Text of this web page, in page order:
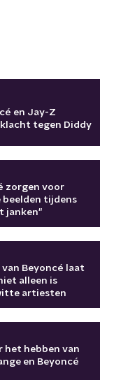
en Jay-Z
tegen Diddy
zorgen voor
beelden tijdens
janken"
Beyoncé laat
alleen is
artiesten
het hebben van
en Beyoncé